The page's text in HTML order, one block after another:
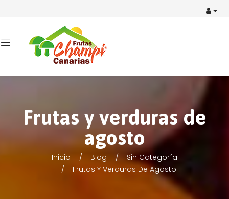
Frutas y verduras de
agosto
Inicio Blog
Sin Categoría
Frutas Y Verduras De Agosto